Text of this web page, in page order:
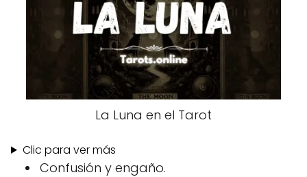
La Luna en el Tarot
Clic para ver más
Confusión y engaño.